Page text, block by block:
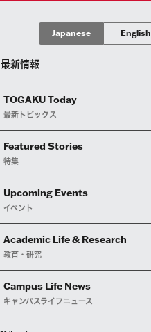
Japanese English
最新情報
TOGAKU Today
最新トピックス
Featured Stories
特集
Upcoming Events
イベント
Academic Life & Research
教育・研究
Campus Life News
キャンパスライフニュース